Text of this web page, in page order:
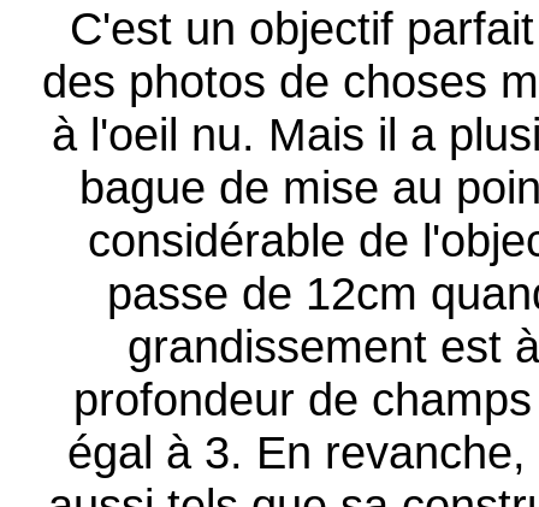
C'est un objectif
des photos de choses
à l'oeil nu. Mais il a
bague de mise au
considérable de
passe de 12cm
grandissement est
profondeur de
égal à 3. En